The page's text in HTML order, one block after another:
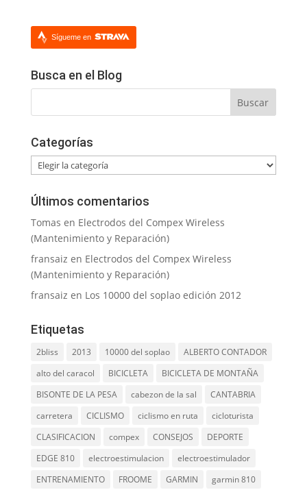
Sígueme en
Busca en el Blog
Categorías
Categorías
Últimos comentarios
Tomas en Electrodos del Compex Wireless
(Mantenimiento y Reparación)
fransaiz en Electrodos del Compex Wireless
(Mantenimiento y Reparación)
fransaiz en Los 10000 del soplao edición 2012
Etiquetas
2bliss 2013 10000 del soplao
ALBERTO CONTADOR
alto del caracol
BICICLETA
BICICLETA DE MONTAÑA
BISONTE DE LA PESA
cabezon de la sal
CANTABRIA
carretera
CICLISMO ciclismo en ruta
cicloturista
CLASIFICACION
compex CONSEJOS
DEPORTE
EDGE 810
electroestimulacion
electroestimulador
ENTRENAMIENTO
FROOME GARMIN garmin 810